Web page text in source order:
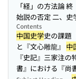
「経」の方法論
始説の否定 二、史
Contents
中国史学史の課題
と『文心雕龍』 中
『史記』三家注の
書』における『尚